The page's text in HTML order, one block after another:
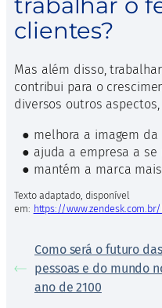
clientes?
Mas além disso,
contribui para o
diversos outros
● melhora a imagem da
● ajuda a empresa a se
● mantém a marca
Texto adaptado, disponível
em: https://
Como será o futuro das
pessoas e do mundo
ano de 2100